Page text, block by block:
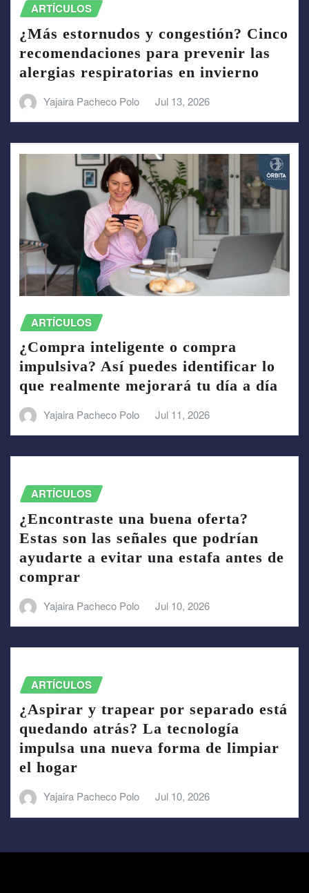
ARTÍCULOS
¿Más estornudos y congestión? Cinco
recomendaciones para prevenir las
alergias respiratorias en invierno
Yajaira Pacheco Polo Jul 13, 2026
ARTÍCULOS
¿Compra inteligente o compra
impulsiva? Así puedes identificar lo
que realmente mejorará tu día a día
Yajaira Pacheco Polo Jul 11, 2026
ARTÍCULOS
¿Encontraste una buena oferta?
Estas son las señales que podrían
ayudarte a evitar una estafa antes de
comprar
Yajaira Pacheco Polo Jul 10, 2026
ARTÍCULOS
¿Aspirar y trapear por separado está
quedando atrás? La tecnología
impulsa una nueva forma de limpiar
el hogar
Yajaira Pacheco Polo Jul 10, 2026